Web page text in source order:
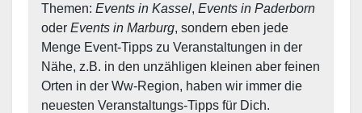
Themen: Events in Kassel, Events in Paderborn
oder Events in Marburg, sondern eben jede
Menge Event-Tipps zu Veranstaltungen in der
Nähe, z.B. in den unzähligen kleinen aber feinen
Orten in der Ww-Region, haben wir immer die
neuesten Veranstaltungs-Tipps für Dich.